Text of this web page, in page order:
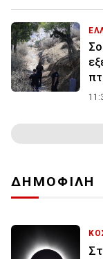
ΔΗΜΟΦΙΛΗ